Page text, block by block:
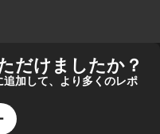
だけましたか？
加して、より多くのレポ